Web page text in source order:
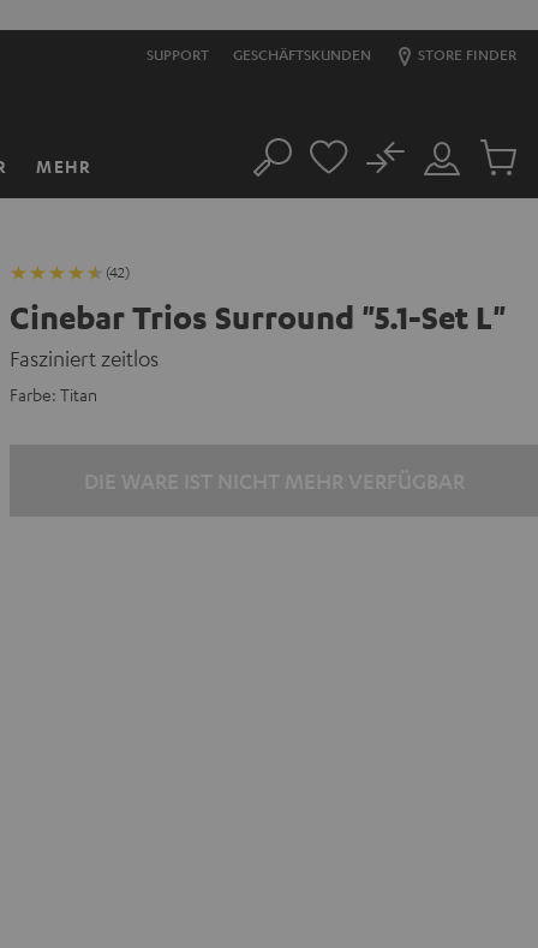
SUPPORT GESCHÄFTSKUNDEN STORE FINDER
MEHR Suche
Mein
Konto
No
Artikel
(42)
Cinebar Trios Surround "5.1-Set L"
Fasziniert zeitlos
Farbe: Titan